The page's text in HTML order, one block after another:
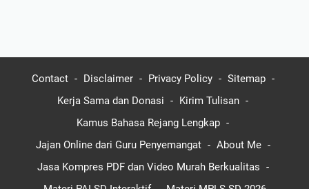
Contact Disclaimer Privacy Policy
Sitemap
Kerja Sama dan Donasi
Kirim Tulisan
Kamus Bahasa Rejang Lengkap
Jajan Online dari Guru Penyemangat
About Me
Jasa Kompres PDF dan Video Murah Berkualitas